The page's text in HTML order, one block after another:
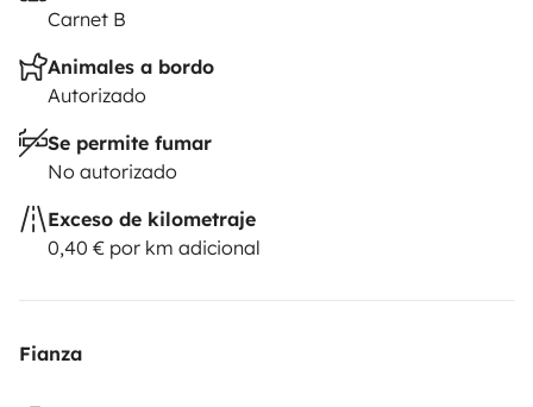
Carnet B
Animales a bordo
Autorizado
Se permite fumar
No autorizado
Exceso de kilometraje
0,40 € por km adicional
Fianza